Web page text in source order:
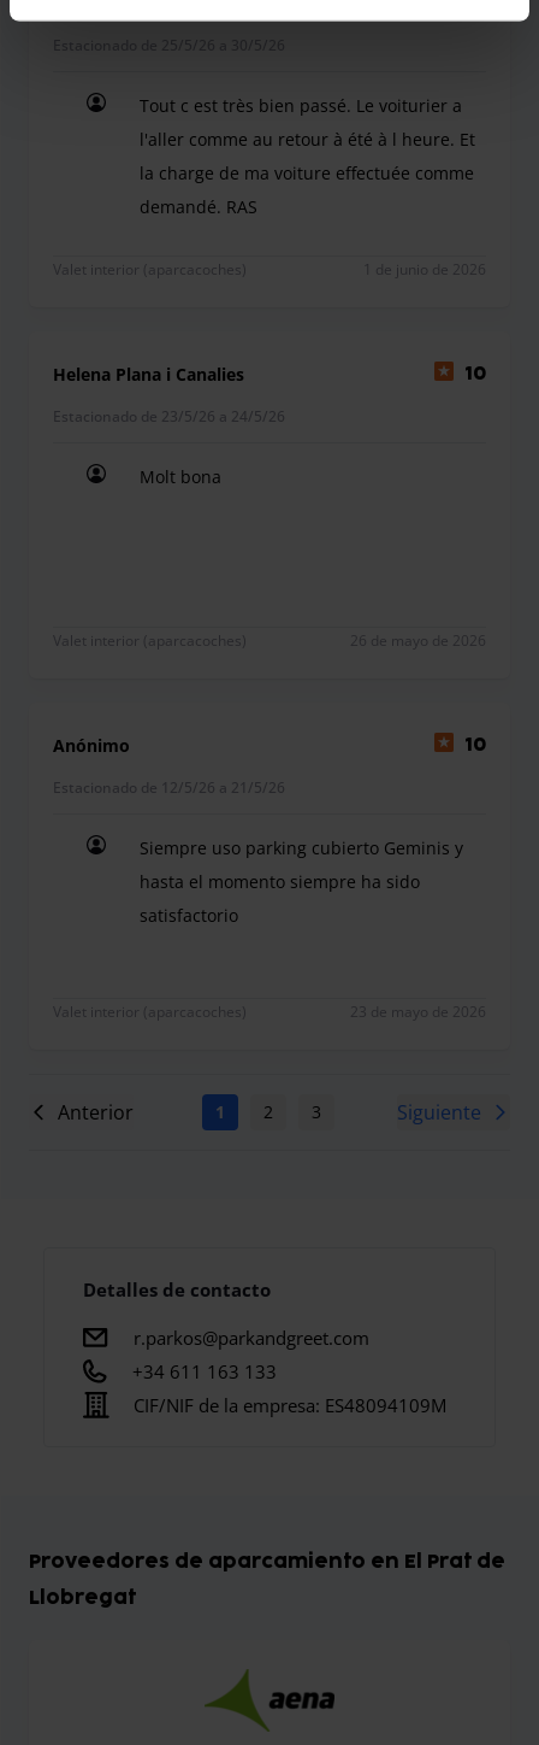
Tout c est très bien passé. Le voiturier a
l'aller comme au retour à été à l heure. Et
la charge de ma voiture effectuée comme
demandé. RAS
Valet interior (aparcacoches) 1 de junio de 2026
Helena Plana i Canalies 10
Estacionado de 23/5/26 a 24/5/26
Molt bona
Valet interior (aparcacoches) 26 de mayo de 2026
Anónimo 10
Estacionado de 12/5/26 a 21/5/26
Siempre uso parking cubierto Geminis y
hasta el momento siempre ha sido
satisfactorio
Valet interior (aparcacoches) 23 de mayo de 2026
Anterior 1 2 3 5 6
Siguiente
Detalles de contacto
r.parkos@parkandgreet.com
+34 611 163 133
CIF/NIF de la empresa: ES48094109M
Proveedores de aparcamiento en El Prat de
Llobregat